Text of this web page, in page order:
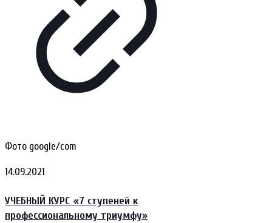
Фото google/com
14.09.2021
УЧЕБНЫЙ КУРС «7 ступеней к
профессиональному триумфу»